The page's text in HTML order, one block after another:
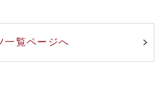
一覧ページへ